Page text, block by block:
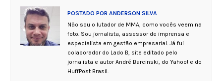
POSTADO POR ANDERSON SILVA
Não sou o lutador de MMA, como vocês veem na
foto. Sou jornalista, assessor de imprensa e
especialista em gestão empresarial. Já fui
colaborador do Lado B, site editado pelo
jornalista e autor André Barcinski, do Yahoo! e do
HuffPost Brasil.